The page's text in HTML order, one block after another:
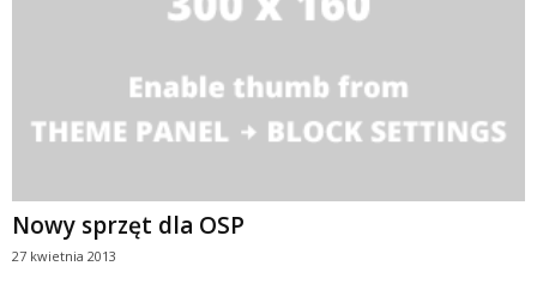
Nowy sprzęt dla OSP
27 kwietnia 2013